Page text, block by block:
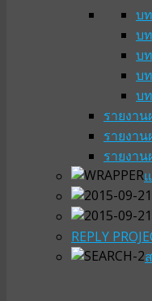
บ
บ
บ
บ
บ
รายงา
รายงา
รายงา
REPLY